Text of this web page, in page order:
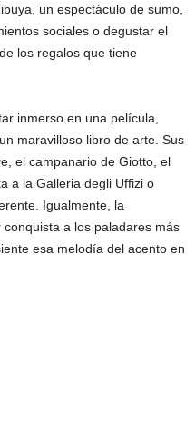
un espectáculo de sumo,
sociales o degustar el
los regalos que tiene
inmerso en una película,
maravilloso libro de arte. Sus
el campanario de Giotto, el
a la Galleria degli Uffizi o
Igualmente, la
a los paladares más
esa melodía del acento en